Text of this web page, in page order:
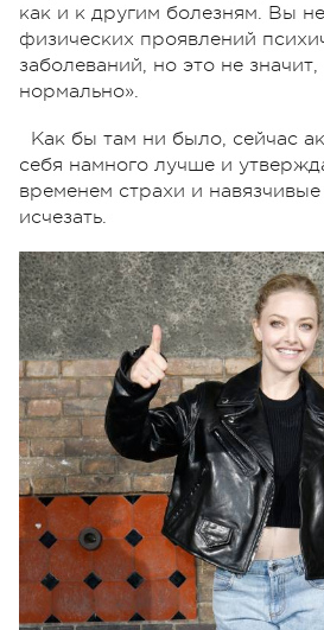
как и к другим болезням. Вы
физических проявлений
заболеваний, но это не значит,
нормально».
Как бы там ни было, сейчас
себя намного лучше и
временем страхи и
исчезать.